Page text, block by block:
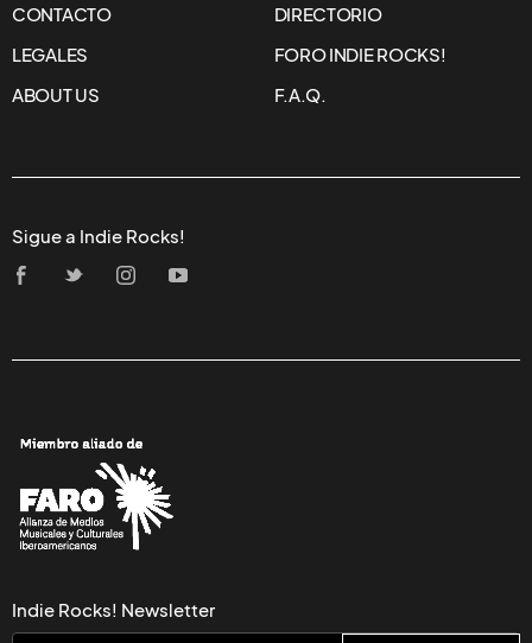
TAME IMPALA EN
COACHELLA
Una de las actuaciones más alucinantes del
Impala, que además de hacer un recorrido
por algunos de sus mejores temas como